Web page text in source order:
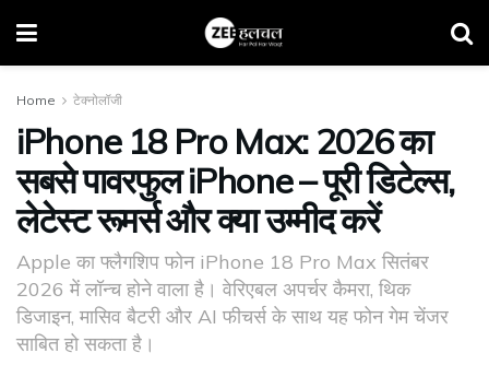
Home टेक्नोलॉजी
iPhone 18 Pro Max: 2026 का
सबसे पावरफुल iPhone – पूरी डिटेल्स,
लेटेस्ट रूमर्स और क्या उम्मीद करें
Apple का फ्लैगशिप फोन iPhone 18 Pro Max सितंबर
2026 में लॉन्च होने वाला है। वेरिएबल अपर्चर कैमरा, थिक
डिजाइन, मासिव बैटरी और AI फीचर्स के साथ यह फोन गेम चेंजर
साबित हो सकता है।